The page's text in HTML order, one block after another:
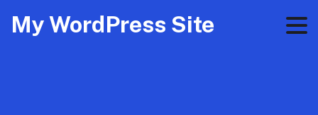
My WordPress Site